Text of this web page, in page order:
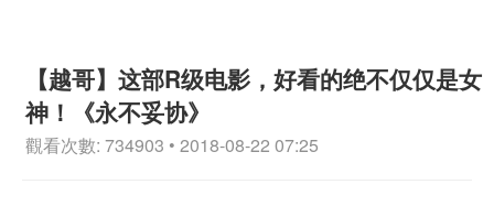
【越哥】这部R级电影，好看的绝不仅仅是女
神！《永不妥协》
觀看次數: 734903 • 2018-08-22 07:25